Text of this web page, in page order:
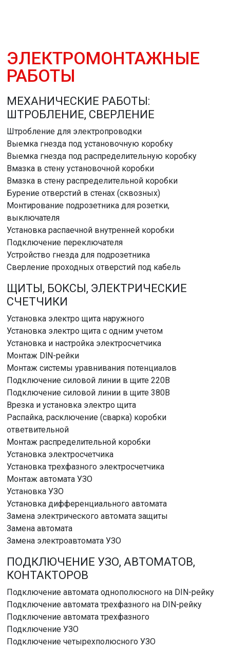
ЭЛЕКТРОМОНТАЖНЫЕ
РАБОТЫ
МЕХАНИЧЕСКИЕ РАБОТЫ:
ШТРОБЛЕНИЕ, СВЕРЛЕНИЕ
Штробление для электропроводки
Выемка гнезда под установочную коробку
Выемка гнезда под распределительную коробку
Вмазка в стену установочной коробки
Вмазка в стену распределительной коробки
Бурение отверстий в стенах (сквозных)
Монтирование подрозетника для розетки,
выключателя
Установка распаечной внутренней коробки
Подключение переключателя
Устройство гнезда для подрозетника
Сверление проходных отверстий под кабель
ЩИТЫ, БОКСЫ, ЭЛЕКТРИЧЕСКИЕ
СЧЕТЧИКИ
Установка электро щита наружного
Установка электро щита с одним учетом
Установка и настройка электросчетчика
Монтаж DlN-рейки
Монтаж системы уравнивания потенциалов
Подключение силовой линии в щите 220В
Подключение силовой линии в щите 380В
Врезка и установка электро щита
Распайка, расключение (сварка) коробки
ответвительной
Монтаж распределительной коробки
Установка электросчетчика
Установка трехфазного электросчетчика
Монтаж автомата УЗО
Установка УЗО
Установка дифференциального автомата
Замена электрического автомата защиты
Замена автомата
Замена электроавтомата УЗО
ПОДКЛЮЧЕНИЕ УЗО, АВТОМАТОВ,
КОНТАКТОРОВ
Подключение автомата однополюсного на DIN-рейку
Подключение автомата трехфазного на DIN-рейку
Подключение автомата трехфазного
Подключение УЗО
Подключение четырехполюсного УЗО